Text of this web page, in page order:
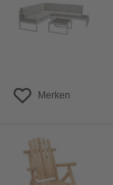
Merken